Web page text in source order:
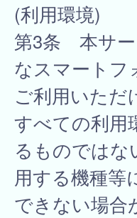
(利用環境)
第3条 本サー
なスマートフ
ご利用いただ
すべての利用
るものではな
用する機種等
できない場合